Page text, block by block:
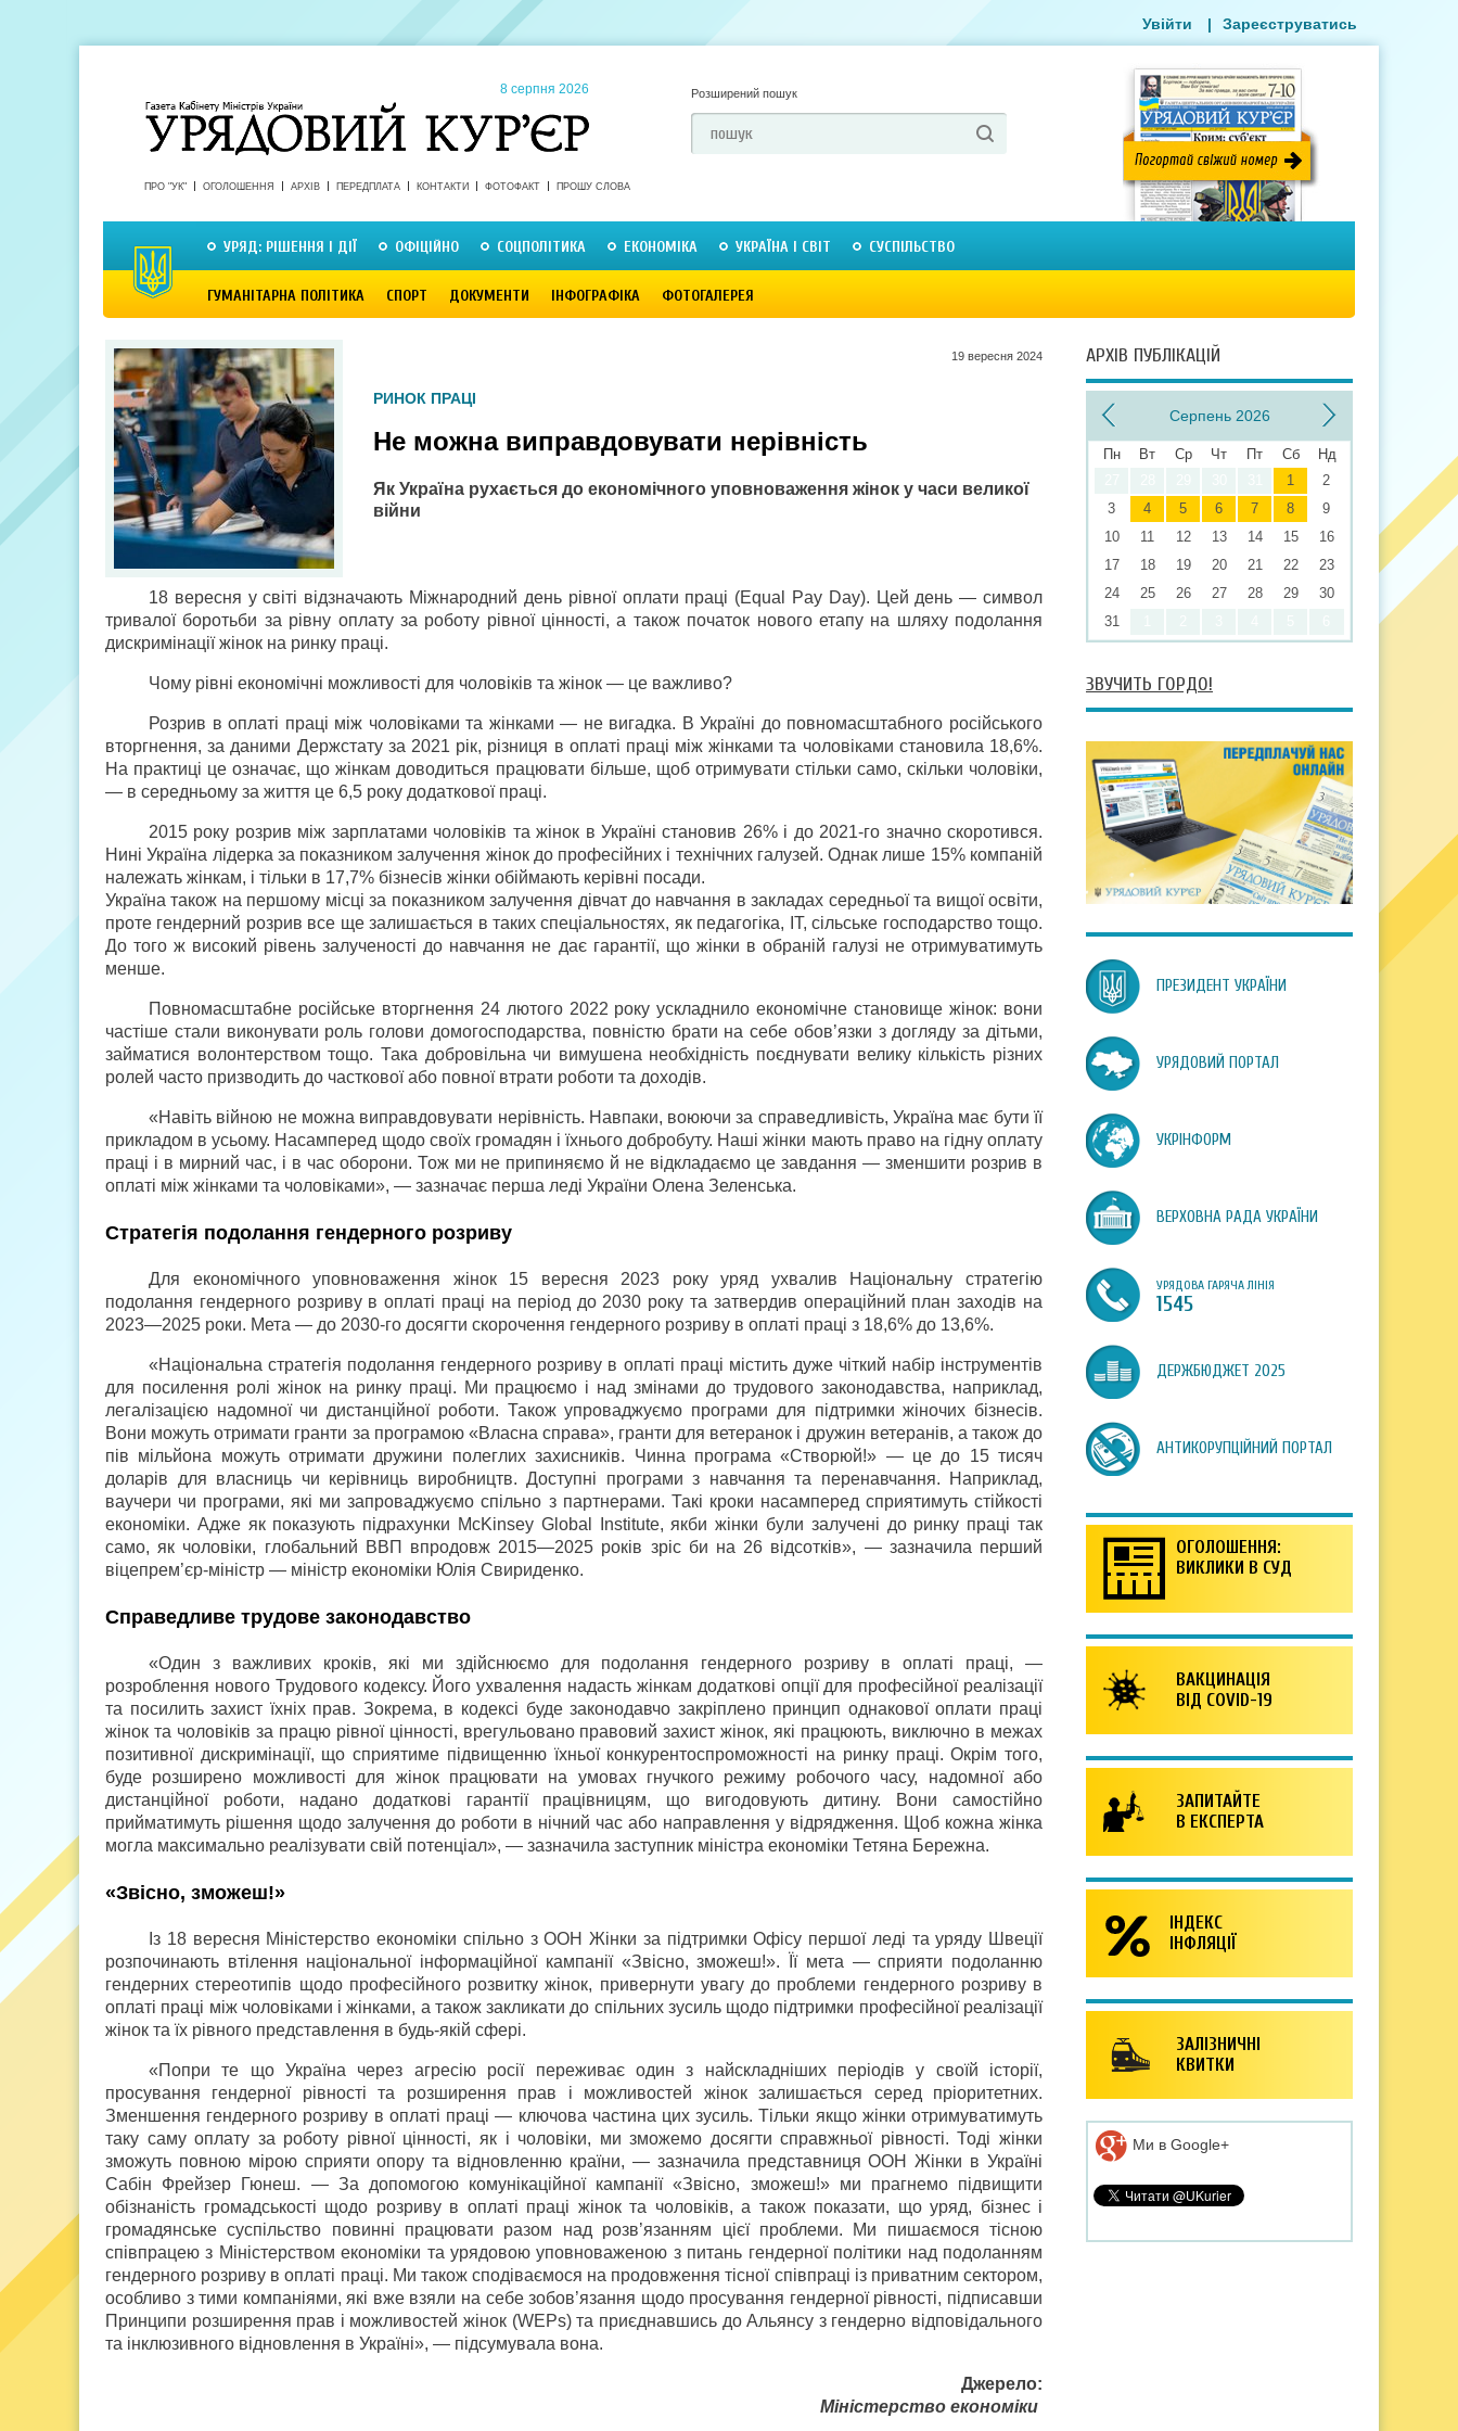
8 серпня 2026 Розширений пошук
ПРО "УК" ОГОЛОШЕННЯ АРХІВ ПЕРЕДПЛАТА КОНТАКТИ ФОТОФАКТ ПРОШУ СЛОВА
УРЯД: РІШЕННЯ І ДІЇ ОФІЦІЙНО СОЦПОЛІТИКА ЕКОНОМІКА УКРАЇНА І СВІТ СУСПІЛЬСТВО
ГУМАНІТАРНА ПОЛІТИКА СПОРТ ДОКУМЕНТИ ІНФОГРАФІКА ФОТОГАЛЕРЕЯ
Увійти | Зареєструватись
19 вересня 2024
РИНОК ПРАЦІ
Не можна виправдовувати нерівність
Як Україна рухається до економічного уповноваження жінок у часи великої
війни
18 вересня у світі відзначають Міжнародний день рівної оплати праці (Equal Pay Day). Цей день — символ
тривалої боротьби за рівну оплату за роботу рівної цінності, а також початок нового етапу на шляху подолання
дискримінації жінок на ринку праці.
Чому рівні економічні можливості для чоловіків та жінок — це важливо?
Розрив в оплаті праці між чоловіками та жінками — не вигадка. В Україні до повномасштабного російського
вторгнення, за даними Держстату за 2021 рік, різниця в оплаті праці між жінками та чоловіками становила 18,6%.
На практиці це означає, що жінкам доводиться працювати більше, щоб отримувати стільки само, скільки чоловіки,
— в середньому за життя це 6,5 року додаткової праці.
2015 року розрив між зарплатами чоловіків та жінок в Україні становив 26% і до 2021-го значно скоротився.
Нині Україна лідерка за показником залучення жінок до професійних і технічних галузей. Однак лише 15% компаній
належать жінкам, і тільки в 17,7% бізнесів жінки обіймають керівні посади.
Україна також на першому місці за показником залучення дівчат до навчання в закладах середньої та вищої освіти,
проте гендерний розрив все ще залишається в таких спеціальностях, як педагогіка, ІТ, сільське господарство тощо.
До того ж високий рівень залученості до навчання не дає гарантії, що жінки в обраній галузі не отримуватимуть
менше.
Повномасштабне російське вторгнення 24 лютого 2022 року ускладнило економічне становище жінок: вони
частіше стали виконувати роль голови домогосподарства, повністю брати на себе обов’язки з догляду за дітьми,
займатися волонтерством тощо. Така добровільна чи вимушена необхідність поєднувати велику кількість різних
ролей часто призводить до часткової або повної втрати роботи та доходів.
«Навіть війною не можна виправдовувати нерівність. Навпаки, воюючи за справедливість, Україна має бути її
прикладом в усьому. Насамперед щодо своїх громадян і їхнього добробуту. Наші жінки мають право на гідну оплату
праці і в мирний час, і в час оборони. Тож ми не припиняємо й не відкладаємо це завдання — зменшити розрив в
оплаті між жінками та чоловіками», — зазначає перша леді України Олена Зеленська.
Стратегія подолання гендерного розриву
Для економічного уповноваження жінок 15 вересня 2023 року уряд ухвалив Національну стратегію
подолання гендерного розриву в оплаті праці на період до 2030 року та затвердив операційний план заходів на
2023—2025 роки. Мета — до 2030-го досягти скорочення гендерного розриву в оплаті праці з 18,6% до 13,6%.
«Національна стратегія подолання гендерного розриву в оплаті праці містить дуже чіткий набір інструментів
для посилення ролі жінок на ринку праці. Ми працюємо і над змінами до трудового законодавства, наприклад,
легалізацією надомної чи дистанційної роботи. Також упроваджуємо програми для підтримки жіночих бізнесів.
Вони можуть отримати гранти за програмою «Власна справа», гранти для ветеранок і дружин ветеранів, а також до
пів мільйона можуть отримати дружини полеглих захисників. Чинна програма «Створюй!» — це до 15 тисяч
доларів для власниць чи керівниць виробництв. Доступні програми з навчання та перенавчання. Наприклад,
ваучери чи програми, які ми запроваджуємо спільно з партнерами. Такі кроки насамперед сприятимуть стійкості
економіки. Адже як показують підрахунки McKinsey Global Institute, якби жінки були залучені до ринку праці так
само, як чоловіки, глобальний ВВП впродовж 2015—2025 років зріс би на 26 відсотків», — зазначила перший
віцепрем’єр-міністр — міністр економіки Юлія Свириденко.
Справедливе трудове законодавство
«Один з важливих кроків, які ми здійснюємо для подолання гендерного розриву в оплаті праці, —
розроблення нового Трудового кодексу. Його ухвалення надасть жінкам додаткові опції для професійної реалізації
та посилить захист їхніх прав. Зокрема, в кодексі буде законодавчо закріплено принцип однакової оплати праці
жінок та чоловіків за працю рівної цінності, врегульовано правовий захист жінок, які працюють, виключно в межах
позитивної дискримінації, що сприятиме підвищенню їхньої конкурентоспроможності на ринку праці. Окрім того,
буде розширено можливості для жінок працювати на умовах гнучкого режиму робочого часу, надомної або
дистанційної роботи, надано додаткові гарантії працівницям, що вигодовують дитину. Вони самостійно
прийматимуть рішення щодо залучення до роботи в нічний час або направлення у відрядження. Щоб кожна жінка
могла максимально реалізувати свій потенціал», — зазначила заступник міністра економіки Тетяна Бережна.
«Звісно, зможеш!»
Із 18 вересня Міністерство економіки спільно з ООН Жінки за підтримки Офісу першої леді та уряду Швеції
розпочинають втілення національної інформаційної кампанії «Звісно, зможеш!». Її мета — сприяти подоланню
гендерних стереотипів щодо професійного розвитку жінок, привернути увагу до проблеми гендерного розриву в
оплаті праці між чоловіками і жінками, а також закликати до спільних зусиль щодо підтримки професійної реалізації
жінок та їх рівного представлення в будь-якій сфері.
«Попри те що Україна через агресію росії переживає один з найскладніших періодів у своїй історії,
просування гендерної рівності та розширення прав і можливостей жінок залишається серед пріоритетних.
Зменшення гендерного розриву в оплаті праці — ключова частина цих зусиль. Тільки якщо жінки отримуватимуть
таку саму оплату за роботу рівної цінності, як і чоловіки, ми зможемо досягти справжньої рівності. Тоді жінки
зможуть повною мірою сприяти опору та відновленню країни, — зазначила представниця ООН Жінки в Україні
Сабін Фрейзер Гюнеш. — За допомогою комунікаційної кампанії «Звісно, зможеш!» ми прагнемо підвищити
обізнаність громадськості щодо розриву в оплаті праці жінок та чоловіків, а також показати, що уряд, бізнес і
громадянське суспільство повинні працювати разом над розв’язанням цієї проблеми. Ми пишаємося тісною
співпрацею з Міністерством економіки та урядовою уповноваженою з питань гендерної політики над подоланням
гендерного розриву в оплаті праці. Ми також сподіваємося на продовження тісної співпраці із приватним сектором,
особливо з тими компаніями, які вже взяли на себе зобов’язання щодо просування гендерної рівності, підписавши
Принципи розширення прав і можливостей жінок (WEPs) та приєднавшись до Альянсу з гендерно відповідального
та інклюзивного відновлення в Україні», — підсумувала вона.
Джерело:
Міністерство економіки
АРХІВ ПУБЛІКАЦІЙ
Серпень 2026
Пн Вт Ср Чт Пт Сб
Нд
1
2
3
4 5 6 7 8
9
10
11 12 13 14 15
16
17
18 19 20 21 22
23
24
25 26 27 28 29
30
31
ЗВУЧИТЬ ГОРДО!
ПРЕЗИДЕНТ УКРАЇНИ
УРЯДОВИЙ ПОРТАЛ
УКРІНФОРМ
ВЕРХОВНА РАДА УКРАЇНИ
УРЯДОВА ГАРЯЧА ЛІНІЯ
1545
ДЕРЖБЮДЖЕТ 2025
АНТИКОРУПЦІЙНИЙ ПОРТАЛ
ОГОЛОШЕННЯ:
ВИКЛИКИ В СУД
ВАКЦИНАЦІЯ
ВІД COVID-19
ЗАПИТАЙТЕ
В ЕКСПЕРТА
ІНДЕКС
ІНФЛЯЦІЇ
ЗАЛІЗНИЧНІ
КВИТКИ
Ми в Google+